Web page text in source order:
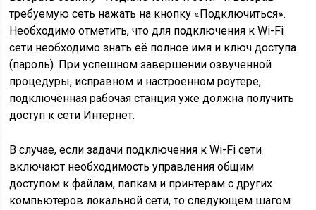
требуемую сеть нажать на кнопку «Подключиться».
Необходимо отметить, что для подключения к Wi-Fi
сети необходимо знать её полное имя и ключ доступа
(пароль). При успешном завершении озвученной
процедуры, исправном и настроенном роутере,
подключённая рабочая станция уже должна получить
доступ к сети Интернет.
В случае, если задачи подключения к Wi-Fi сети
включают необходимость управления общим
доступом к файлам, папкам и принтерам с других
компьютеров локальной сети, то следующем шагом